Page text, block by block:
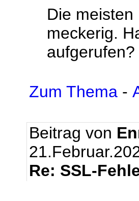
Die
meckerig.
aufgerufen?
Zum Thema -
Beitrag von
Re: SSL-